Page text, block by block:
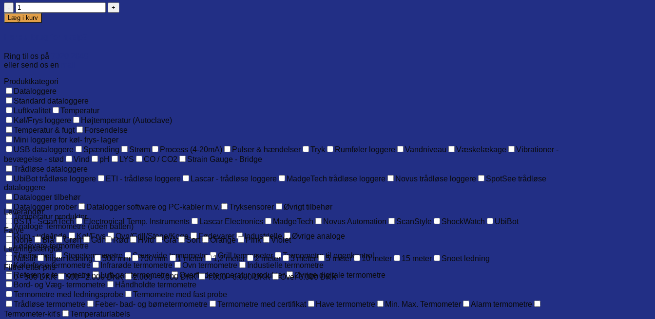
Light
and
vioce
antal
Læg i kurv
Ring til os på
eller send os en
Produktkategori
Dataloggere
Standard dataloggere
Luftkvalitet
Temperatur
Køl/Frys loggere
Højtemperatur (Autoclave)
Temperatur & fugt
Forsendelse
Mini loggere for køl- frys- lager
USB dataloggere
Spænding Strøm Process (4-20mA) Pulser & hændelser Tryk Rumføler loggere Vandniveau Væskelækage
Vibrationer -
bevægelse - stød
Vind pH LYS CO / CO2
Strain Gauge - Bridge
Trådløse dataloggere
UbiBot trådløse loggere
ETI - trådløse loggere Lascar - trådløse loggere MadgeTech trådløse loggere Novus trådløse loggere
SpotSee trådløse
dataloggere
Datalogger tilbehør
Datalogger prober
Datalogger software og PC-kabler m.v. Tryksensorer
Øvrigt tilbehør
Temperatur produkter
Analoge Termometre (uden batteri)
Rum - ude/inde
Køl/Frys Ovn/Grill/Stege/Koge Fødevarer Industrielle
Øvrige analoge
Fødevare-termometre
Thermapen
Stegetermometre Sous vide termometre Grill termometer
Termometre til egenkontrol
Køle-fryse-termometre
Infrarøde termometre Ovn termometre
Industielle termometre
Reference termometre
Luft-gas-termometre Overfladetemperatur produkter
Øvrige digitale termometre
Bord- og Væg- termometre
Håndholdte termometre
Termometre med ledningsprobe
Termometre med fast probe
Trådløse termometre
Feber- bad- og børnetermometre Termometre med certifikat Have termometre Min. Max. Termometer
Alarm termometre
Termometer-kit's
Temperaturlabels
Leverandør
BSTI - ScianTech
Electronical Temp. Instruments Lascar Electronics MadgeTech Novus Automation ScanStyle ShockWatch
UbiBot
Farve
None
Blå Grøn Gul Rød Hvid Grå Sort Orange Pink
Violet
Ledningslængde
Nulstil
Ingen ledning 500 mm 700 mm 1 meter 1,2 meter 2 meter 3 meter 5 meter 10 meter 15 meter
Snoet ledning
Filtrer efter pris
0 - 500 DKK
500 - 2.000 DKK 2.000 - 4.000 DKK 4.000 - 6.000 DKK Over 6.000 DKK